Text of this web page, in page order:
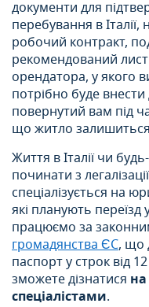
документи для
перебування в
робочий контракт,
рекомендований
орендатора, у якого
потрібно буде
повернутий вам під
що житло
Життя в Італії чи
починати з
спеціалізується на
які планують переїзд
працюємо за
громадянства ЄС, що
паспорт у строк від
зможете дізнатися
спеціалістами.